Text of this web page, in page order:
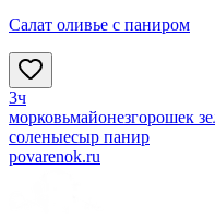
Салат оливье с паниром
3ч
морковьмайонезгорошек
соленыесыр панир
povarenok.ru